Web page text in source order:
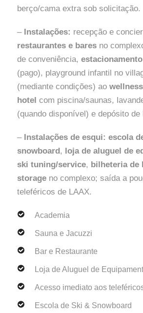
berço/cama extra sob solicitação.
– Instalações: recepção e
restaurantes e bares no
de conveniência,
(pago), playground infantil no
(mediante condições) ao
hotel com piscina/saunas,
(quando disponível) e depósito de
– Instalações de esqui: escola
snowboard, loja de aluguel de
ski tuning/service, bilheteria de
storage no complexo; saída a
teleféricos de LAAX.
Academia
Sauna e Jacuzzi
Bar e Restaurante
Loja de Aluguel de
Acesso imediato aos
Escola de Ski & Snowboard